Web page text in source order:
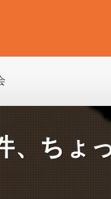
、ちょ